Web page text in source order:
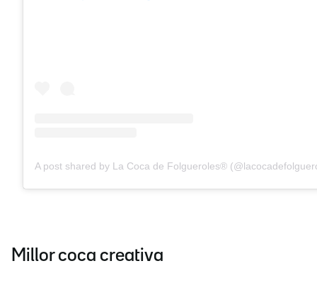
A post shared by La Coca de Folgueroles®
Millor coca creativa